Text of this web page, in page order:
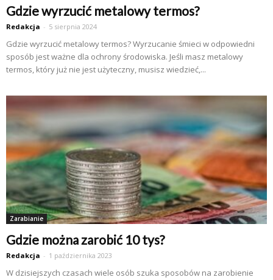
Gdzie wyrzucić metalowy termos?
Redakcja - 5 sierpnia 2024
Gdzie wyrzucić metalowy termos? Wyrzucanie śmieci w odpowiedni
sposób jest ważne dla ochrony środowiska. Jeśli masz metalowy
termos, który już nie jest użyteczny, musisz wiedzieć,...
Zarabianie
Gdzie można zarobić 10 tys?
Redakcja - 1 października 2023
W dzisiejszych czasach wiele osób szuka sposobów na zarobienie